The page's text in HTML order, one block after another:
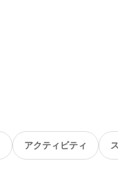
アクティビティ ス